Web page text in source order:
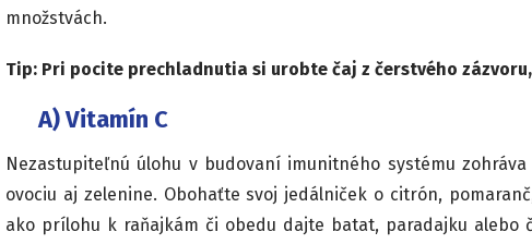
množstvách.
Tip: Pri pocite prechladnutia si urobte čaj z čerstvého
A) Vitamín C
Nezastupiteľnú úlohu v budovaní imunitného systému
ovociu aj zelenine. Obohaťte svoj jedálniček o citrón,
ako prílohu k raňajkám či obedu dajte batat, paradajku alebo